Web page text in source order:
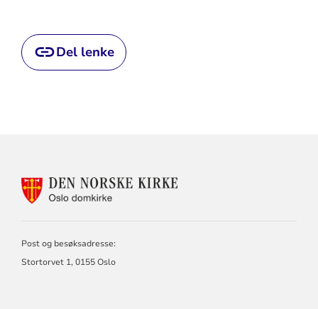
Del lenke
KONTAKTINFORMASJON
Post og besøksadresse:
Stortorvet 1, 0155 Oslo